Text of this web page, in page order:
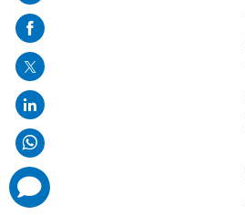
on
mail
comments
added